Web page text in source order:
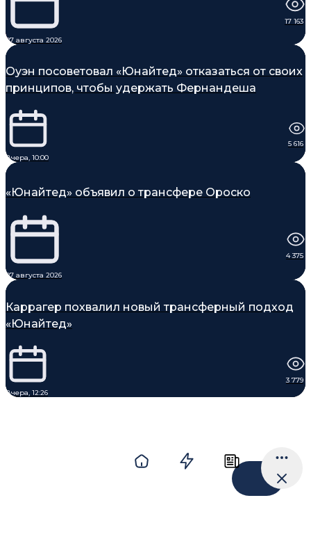
07 августа 2026
17 163
Оуэн посоветовал «Юнайтед» отказаться от своих
принципов, чтобы удержать Фернандеша
Вчера, 10:00
5 616
«Юнайтед» объявил о трансфере Ороско
07 августа 2026
4 375
Каррагер похвалил новый трансферный подход
«Юнайтед»
Вчера, 12:26
3 779